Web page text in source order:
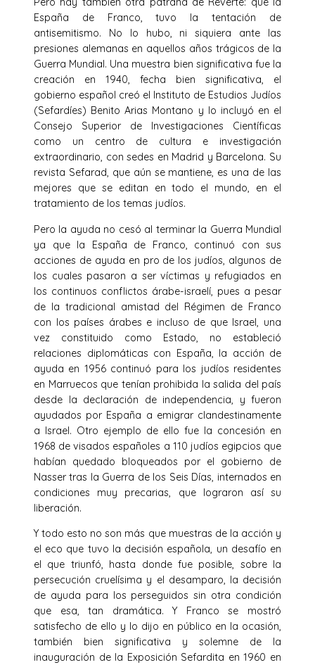
España de Franco, tuvo la tentación de
antisemitismo. No lo hubo, ni siquiera ante las
presiones alemanas en aquellos años trágicos de la
Guerra Mundial. Una muestra bien significativa fue la
creación en 1940, fecha bien significativa, el
gobierno español creó el Instituto de Estudios Judíos
(Sefardíes) Benito Arias Montano y lo incluyó en el
Consejo Superior de Investigaciones Científicas
como un centro de cultura e investigación
extraordinario, con sedes en Madrid y Barcelona. Su
revista Sefarad, que aún se mantiene, es una de las
mejores que se editan en todo el mundo, en el
tratamiento de los temas judíos.
Pero la ayuda no cesó al terminar la Guerra Mundial
ya que la España de Franco, continuó con sus
acciones de ayuda en pro de los judíos, algunos de
los cuales pasaron a ser víctimas y refugiados en
los continuos conflictos árabe-israelí, pues a pesar
de la tradicional amistad del Régimen de Franco
con los países árabes e incluso de que Israel, una
vez constituido como Estado, no estableció
relaciones diplomáticas con España, la acción de
ayuda en 1956 continuó para los judíos residentes
en Marruecos que tenían prohibida la salida del país
desde la declaración de independencia, y fueron
ayudados por España a emigrar clandestinamente
a Israel. Otro ejemplo de ello fue la concesión en
1968 de visados españoles a 110 judíos egipcios que
habían quedado bloqueados por el gobierno de
Nasser tras la Guerra de los Seis Días, internados en
condiciones muy precarias, que lograron así su
liberación.
Y todo esto no son más que muestras de la acción y
el eco que tuvo la decisión española, un desafío en
el que triunfó, hasta donde fue posible, sobre la
persecución cruelísima y el desamparo, la decisión
de ayuda para los perseguidos sin otra condición
que esa, tan dramática. Y Franco se mostró
satisfecho de ello y lo dijo en público en la ocasión,
también bien significativa y solemne de la
inauguración de la Exposición Sefardita en 1960 en